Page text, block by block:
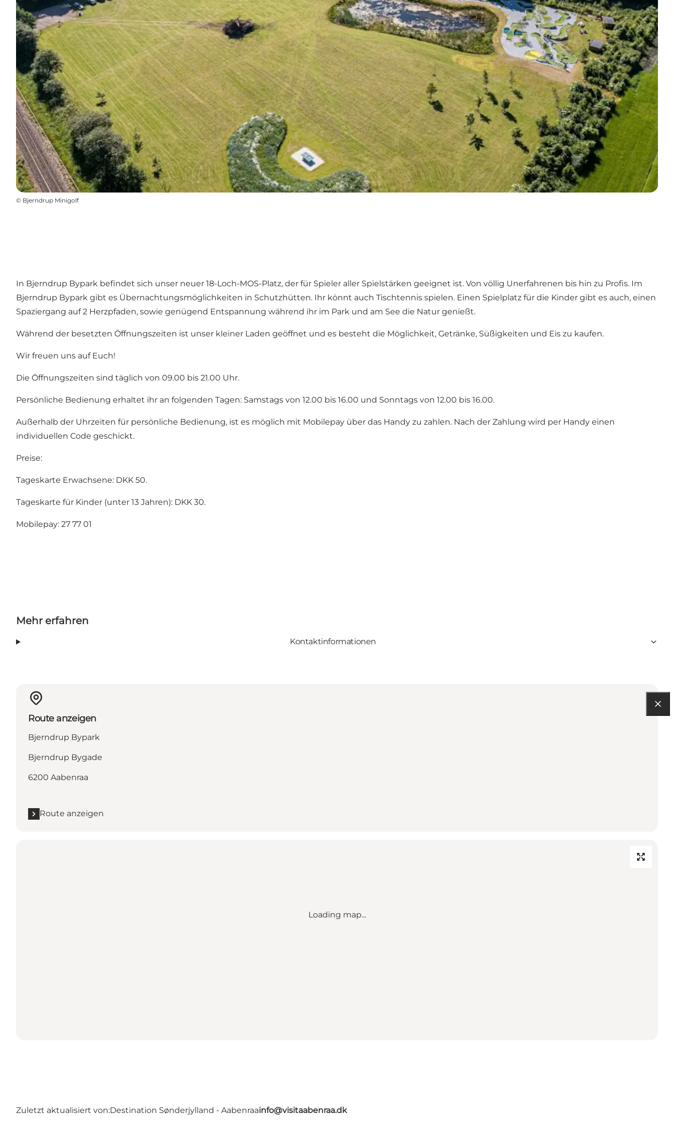
© Bjerndrup Minigolf
In Bjerndrup Bypark befindet sich unser neuer 18-Loch-MOS-Platz, der für Spieler aller Spielstärken geeignet ist. Von völlig Unerfahrenen bis hin zu Profis. Im
Bjerndrup Bypark gibt es Übernachtungsmöglichkeiten in Schutzhütten. Ihr könnt auch Tischtennis spielen. Einen Spielplatz für die Kinder gibt es auch, einen
Spaziergang auf 2 Herzpfaden, sowie genügend Entspannung während ihr im Park und am See die Natur genießt.
Während der besetzten Öffnungszeiten ist unser kleiner Laden geöffnet und es besteht die Möglichkeit, Getränke, Süßigkeiten und Eis zu kaufen.
Wir freuen uns auf Euch!
Die Öffnungszeiten sind täglich von 09.00 bis 21.00 Uhr.
Persönliche Bedienung erhaltet ihr an folgenden Tagen: Samstags von 12.00 bis 16.00 und Sonntags von 12.00 bis 16.00.
Außerhalb der Uhrzeiten für persönliche Bedienung, ist es möglich mit Mobilepay über das Handy zu zahlen. Nach der Zahlung wird per Handy einen
individuellen Code geschickt.
Preise:
Tageskarte Erwachsene: DKK 50.
Tageskarte für Kinder (unter 13 Jahren): DKK 30.
Mobilepay: 27 77 01
Mehr erfahren
Kontaktinformationen
Route anzeigen
Bjerndrup Bypark
Bjerndrup Bygade
6200 Aabenraa
Route anzeigen
Loading map...
Zuletzt aktualisiert von:Destination Sønderjylland - Aabenraainfo@visitaabenraa.dk